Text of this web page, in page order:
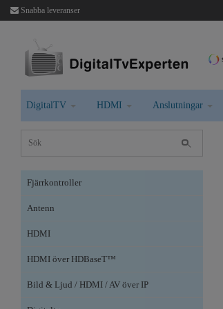
Snabba leveranser
DigitalTV HDMI Anslutningar
Fjärrkontroller
Antenn
HDMI
HDMI över HDBaseT™
Bild & Ljud / HDMI / AV över IP